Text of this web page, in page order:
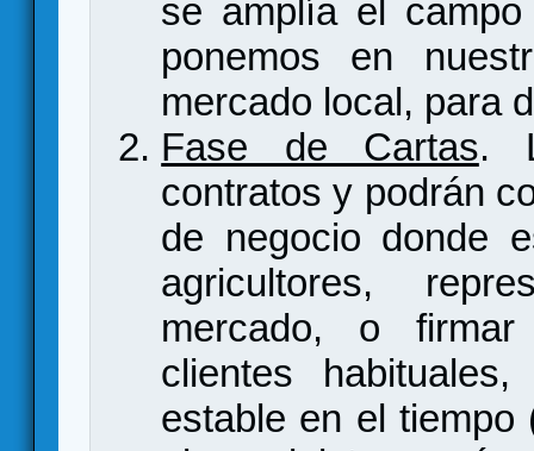
se amplía el
ponemos en
mercado local, para
Fase de Cartas.
contratos y podrán
de negocio donde
agricultores,
mercado, o firmar
clientes
estable en el tiempo